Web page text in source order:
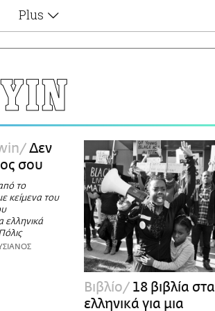
Plus
Αφιερώματα
Ζώδια
Οι Αθηναίοι
Απώλειες
Lgbtqi+
Επιλογές
Δεν
σου
το
κείμενα του
ελληνικά
Βιβλίο 18 βιβλία στα
ελληνικά για μια